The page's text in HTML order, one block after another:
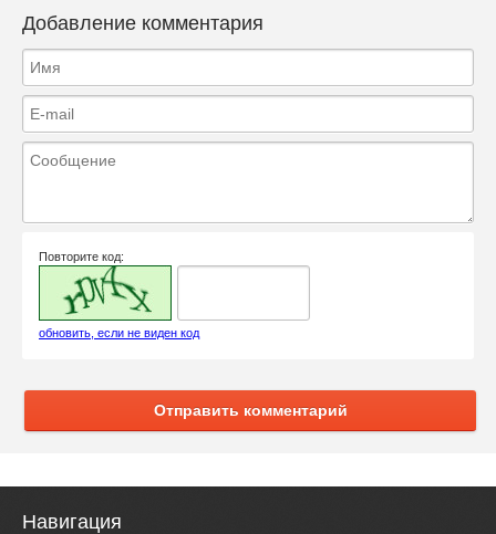
Добавление комментария
Повторите код:
обновить, если не виден код
Отправить комментарий
Навигация